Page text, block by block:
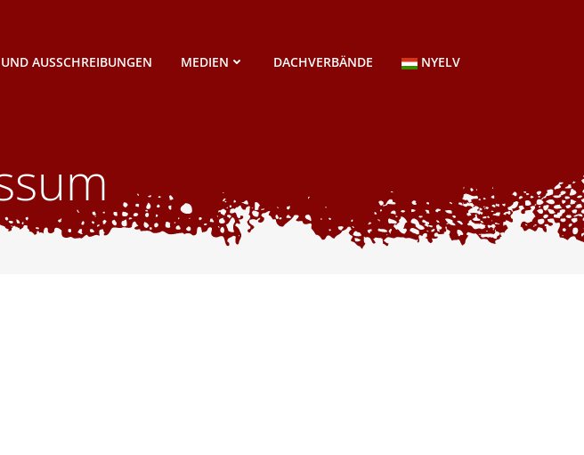
AUSSCHREIBUNGEN MEDIEN DACHVERBÄNDE NYELV